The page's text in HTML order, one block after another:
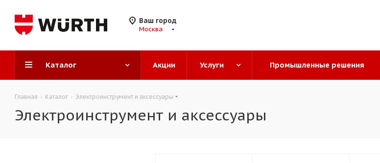
Ваш город
Москва
Каталог Акции Услуги Промышленные решения
Главная - Каталог - Электроинструмент и аксессуары
Электроинструмент и аксессуары